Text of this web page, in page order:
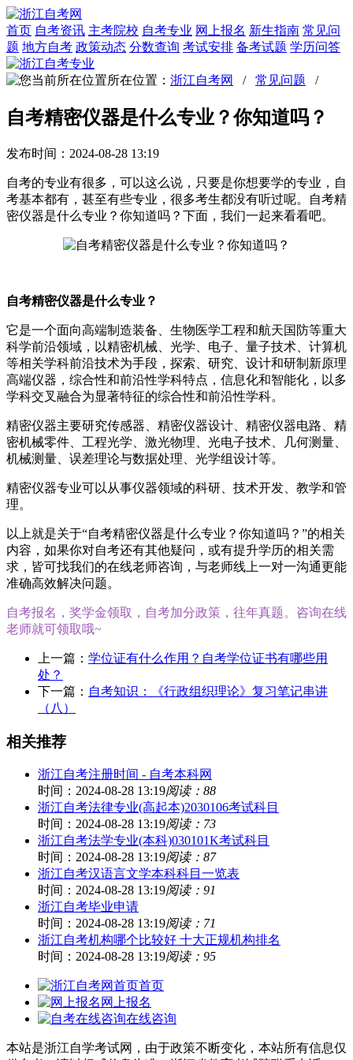
首页 自考资讯 主考院校 自考专业 网上报名 新生指南 常见问
题 地方自考 政策动态 分数查询 考试安排 备考试题 学历问答
所在位置： 浙江自考网 / 常见问题 /
自考精密仪器是什么专业？你知道吗？
发布时间：2024-08-28 13:19
自考的专业有很多，可以这么说，只要是你想要学的专业，自
考基本都有，甚至有些专业，很多考生都没有听过呢。自考精
密仪器是什么专业？你知道吗？下面，我们一起来看看吧。
自考精密仪器是什么专业？
它是一个面向高端制造装备、生物医学工程和航天国防等重大
科学前沿领域，以精密机械、光学、电子、量子技术、计算机
等相关学科前沿技术为手段，探索、研究、设计和研制新原理
高端仪器，综合性和前沿性学科特点，信息化和智能化，以多
学科交叉融合为显著特征的综合性和前沿性学科。
精密仪器主要研究传感器、精密仪器设计、精密仪器电路、精
密机械零件、工程光学、激光物理、光电子技术、几何测量、
机械测量、误差理论与数据处理、光学组设计等。
精密仪器专业可以从事仪器领域的科研、技术开发、教学和管
理。
以上就是关于“自考精密仪器是什么专业？你知道吗？”的相关
内容，如果你对自考还有其他疑问，或有提升学历的相关需
求，皆可找我们的在线老师咨询，与老师线上一对一沟通更能
准确高效解决问题。
自考报名，奖学金领取，自考加分政策，往年真题。咨询在线
老师就可领取哦~
上一篇： 学位证有什么作用？自考学位证书有哪些用
处？
下一篇： 自考知识：《行政组织理论》复习笔记串讲
（八）
相关推荐
浙江自考注册时间 - 自考本科网
时间：2024-08-28 13:19阅读：88
浙江自考法律专业(高起本)2030106考试科目
时间：2024-08-28 13:19阅读：73
浙江自考法学专业(本科)030101K考试科目
时间：2024-08-28 13:19阅读：87
浙江自考汉语言文学本科科目一览表
时间：2024-08-28 13:19阅读：91
浙江自考毕业申请
时间：2024-08-28 13:19阅读：71
浙江自考机构哪个比较好 十大正规机构排名
时间：2024-08-28 13:19阅读：95
首页
网上报名
在线咨询
本站是浙江自学考试网，由于政策不断变化，本站所有信息仅